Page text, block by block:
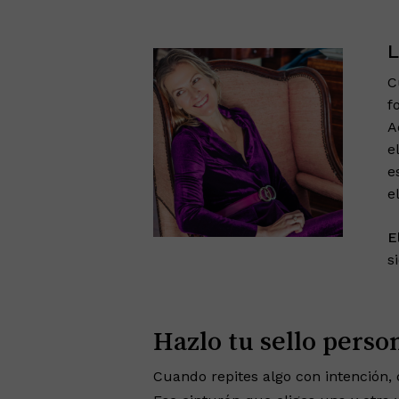
Hazlo tu sello
Cuando repites algo con intención,